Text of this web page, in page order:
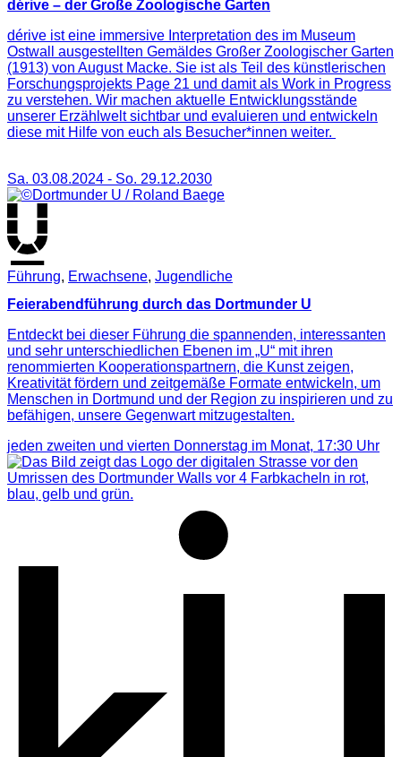
dérive – der Große Zoologische Garten
dérive ist eine immersive Interpretation des im Museum
Ostwall ausgestellten Gemäldes Großer Zoologischer Garten
(1913) von August Macke. Sie ist als Teil des künstlerischen
Forschungsprojekts Page 21 und damit als Work in Progress
zu verstehen. Wir machen aktuelle Entwicklungsstände
unserer Erzählwelt sichtbar und evaluieren und entwickeln
diese mit Hilfe von euch als Besucher*innen weiter.
Sa. 03.08.2024 - So. 29.12.2030
Führung, Erwachsene, Jugendliche
Feierabendführung durch das Dortmunder U
Entdeckt bei dieser Führung die spannenden, interessanten
und sehr unterschiedlichen Ebenen im „U“ mit ihren
renommierten Kooperationspartnern, die Kunst zeigen,
Kreativität fördern und zeitgemäße Formate entwickeln, um
Menschen in Dortmund und der Region zu inspirieren und zu
befähigen, unsere Gegenwart mitzugestalten.
jeden zweiten und vierten Donnerstag im Monat, 17:30 Uhr